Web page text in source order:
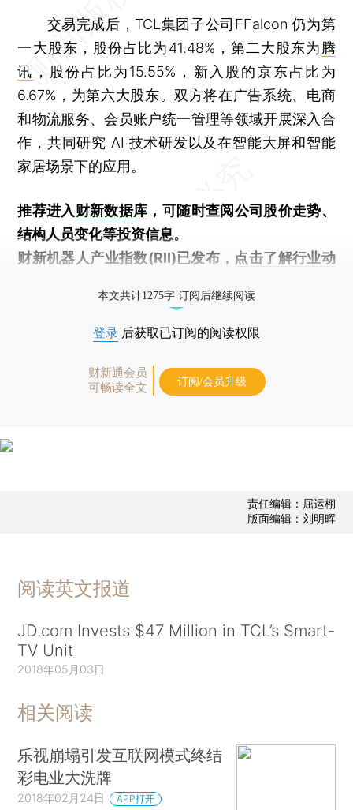
交易完成后，TCL集团子公司FFalcon 仍为第
一大股东，股份占比为41.48%，第二大股东为 腾
讯 ，股份占比为15.55%，新入股的京东占比为
6.67%，为第六大股东。双方将在广告系统、电商
和物流服务、会员账户统一管理等领域开展深入合
作，共同研究 AI 技术研发以及在智能大屏和智能
家居场景下的应用。
推荐进入财新数据库 ，可随时查阅公司股价走势、
结构人员变化等投资信息。
财新机器人产业指数(RII)已发布， 点击了解行业动
本文共计1275字 订阅后继续阅读
登录 后获取已订阅的阅读权限
财新通会员
可畅读全文
订阅/会员升级
责任编辑：屈运栩
版面编辑：刘明晖
阅读英文报道
JD.com Invests $47 Million in TCL’s Smart-
TV Unit
2018年05月03日
相关阅读
乐视崩塌引发互联网模式终结
彩电业大洗牌
2018年02月24日 APP打开